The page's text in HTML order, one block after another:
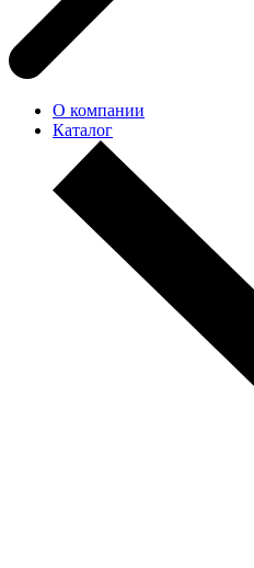
О компании
Каталог